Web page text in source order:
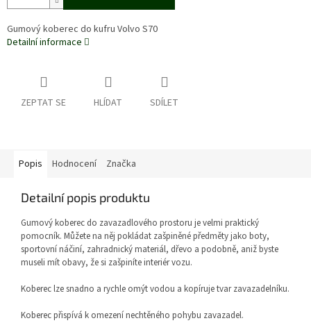
Gumový koberec do kufru Volvo S70
Detailní informace
ZEPTAT SE HLÍDAT SDÍLET
Popis Hodnocení Značka
Detailní popis produktu
Gumový koberec do zavazadlového prostoru je velmi praktický
pomocník. Můžete na něj pokládat zašpiněné předměty jako boty,
sportovní náčiní, zahradnický materiál, dřevo a podobně, aniž byste
museli mít obavy, že si zašpiníte interiér vozu.
Koberec lze snadno a rychle omýt vodou a kopíruje tvar zavazadelníku.
Koberec přispívá k omezení nechtěného pohybu zavazadel.